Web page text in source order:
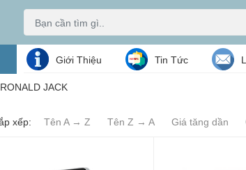
Giới Thiệu Tin Tức
JACK
xếp: Tên A → Z Tên Z → A Giá tăng dần